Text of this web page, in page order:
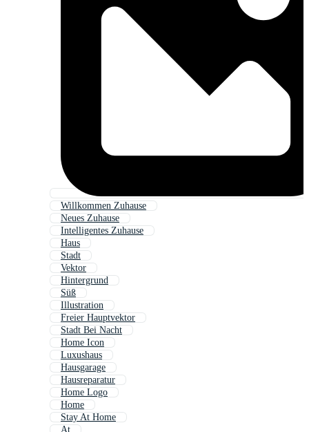
Willkommen Zuhause
Neues Zuhause
Intelligentes Zuhause
Haus
Stadt
Vektor
Hintergrund
Süß
Illustration
Freier Hauptvektor
Stadt Bei Nacht
Home Icon
Luxushaus
Hausgarage
Hausreparatur
Home Logo
Home
Stay At Home
At